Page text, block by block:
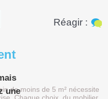
Réagir :
une
de moins de 5 m² nécessite